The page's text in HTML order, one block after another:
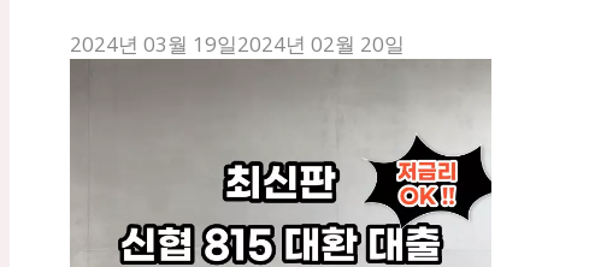
2024년 03월 19일2024년 02월 20일